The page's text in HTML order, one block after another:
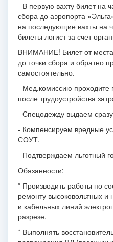
- В первую вахту билет на
сбора до аэропорта
на последующие вахты на
билеты логист за счет
ВНИМАНИЕ! Билет от
до точки сбора и обратно
самостоятельно.
- Мед.комиссию проходите
после трудоустройства
- Спецодежду выдаем сразу
- Компенсируем вредные
СОУТ.
- Подтверждаем льготный
Обязанности:
* Производить работы по
ремонту высоковольтных и
и кабельных линий
разрезе.
* Выполнять